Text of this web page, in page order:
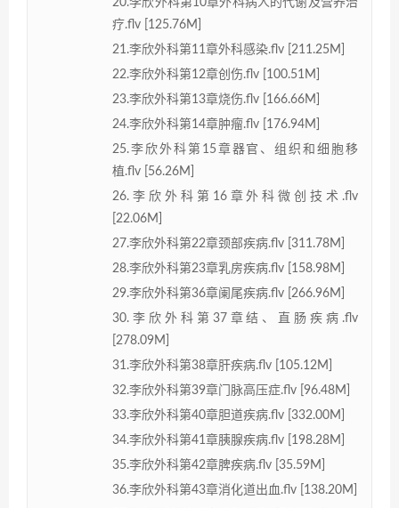
20.李欣外科第10章外科病人的代谢及营养治
疗.flv [125.76M]
21.李欣外科第11章外科感染.flv [211.25M]
22.李欣外科第12章创伤.flv [100.51M]
23.李欣外科第13章烧伤.flv [166.66M]
24.李欣外科第14章肿瘤.flv [176.94M]
25.李欣外科第15章器官、组织和细胞移
植.flv [56.26M]
26.李欣外科第16章外科微创技术.flv
[22.06M]
27.李欣外科第22章颈部疾病.flv [311.78M]
28.李欣外科第23章乳房疾病.flv [158.98M]
29.李欣外科第36章阑尾疾病.flv [266.96M]
30.李欣外科第37章结、直肠疾病.flv
[278.09M]
31.李欣外科第38章肝疾病.flv [105.12M]
32.李欣外科第39章门脉高压症.flv [96.48M]
33.李欣外科第40章胆道疾病.flv [332.00M]
34.李欣外科第41章胰腺疾病.flv [198.28M]
35.李欣外科第42章脾疾病.flv [35.59M]
36.李欣外科第43章消化道出血.flv [138.20M]